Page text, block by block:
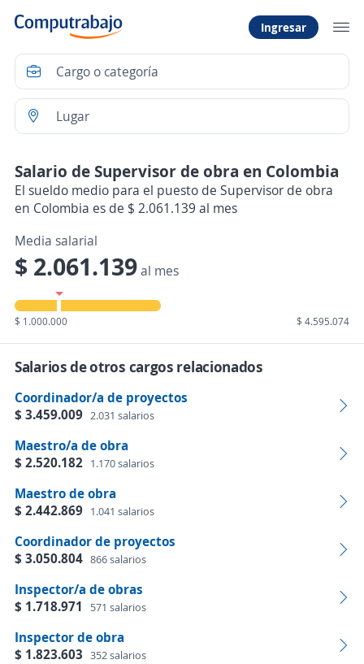
Ingresar
Salario de Supervisor de obra en Colombia
El sueldo medio para el puesto de Supervisor de obra
en Colombia es de $ 2.061.139 al mes
Media salarial
$ 2.061.139al mes
$ 1.000.000 $ 4.595.074
Salarios de otros cargos relacionados
Coordinador/a de proyectos
$ 3.459.009 2.031 salarios
Maestro/a de obra
$ 2.520.182 1.170 salarios
Maestro de obra
$ 2.442.869 1.041 salarios
Coordinador de proyectos
$ 3.050.804 866 salarios
Inspector/a de obras
$ 1.718.971
571 salarios
Inspector de obra
$ 1.823.603 352 salarios